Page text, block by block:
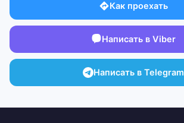
Как проехать
Написать в Viber
Написать в Telegram